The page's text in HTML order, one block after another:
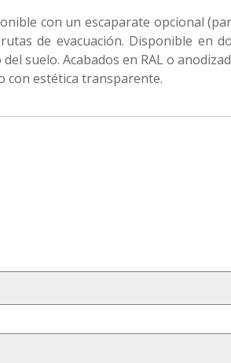
con un escaparate opcional
de evacuación. Disponible en
suelo. Acabados en RAL o
con estética transparente.